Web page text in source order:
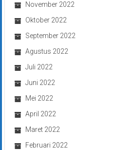
November 2022
Oktober 2022
September 2022
Agustus 2022
Juli 2022
Juni 2022
Mei 2022
April 2022
Maret 2022
Februari 2022